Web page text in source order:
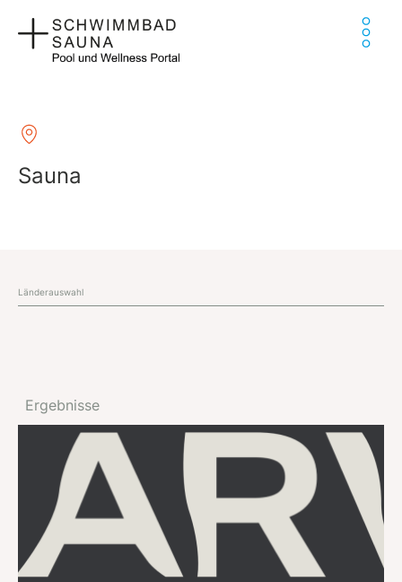
Inhalt
springen
Sauna
Ergebnisse
Länderauswahl